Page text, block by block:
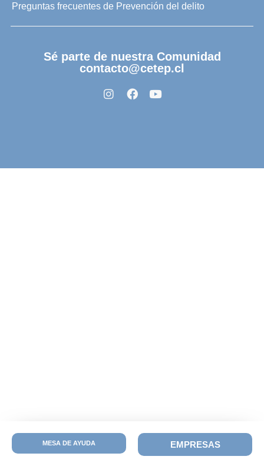
MESA DE AYUDA EMPRESAS
Preguntas frecuentes de Prevención del delito
Sé parte de nuestra Comunidad
contacto@cetep.cl